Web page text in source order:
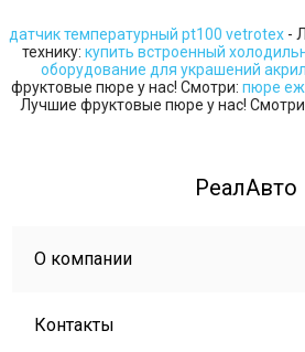
датчик температурный pt100 vetrotex -
технику: купить встроенный
оборудование для украшений
фруктовые пюре у нас! Смотри: пюре
Лучшие фруктовые пюре у нас!
РеалАвто
О компании
Контакты